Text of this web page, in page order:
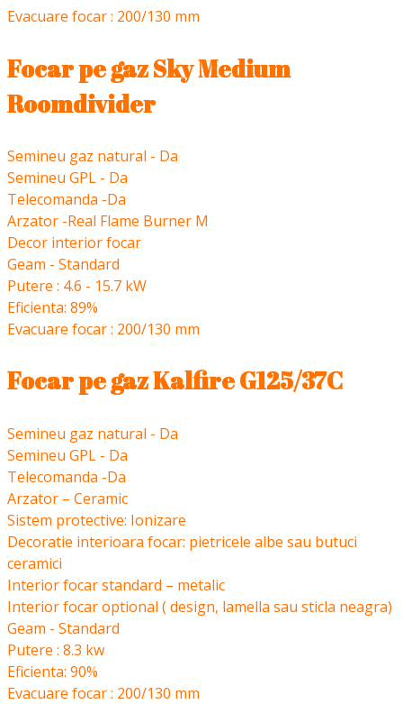
Evacuare focar : 200/130 mm
Focar pe gaz Sky Medium
Roomdivider
Semineu gaz natural - Da
Semineu GPL - Da
Telecomanda -Da
Arzator -Real Flame Burner M
Decor interior focar
Geam - Standard
Putere : 4.6 - 15.7 kW
Eficienta: 89%
Evacuare focar : 200/130 mm
Focar pe gaz Kalfire G125/37C
Semineu gaz natural - Da
Semineu GPL - Da
Telecomanda -Da
Arzator – Ceramic
Sistem protective: Ionizare
Decoratie interioara focar: pietricele albe sau butuci
ceramici
Interior focar standard – metalic
Interior focar optional ( design, lamella sau sticla neagra)
Geam - Standard
Putere : 8.3 kw
Eficienta: 90%
Evacuare focar : 200/130 mm